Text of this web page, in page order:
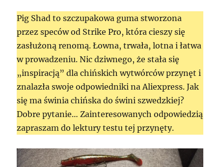
Pig Shad to szczupakowa guma stworzona
przez speców od Strike Pro, która cieszy się
zasłużoną renomą. Łowna, trwała, lotna i łatwa
w prowadzeniu. Nic dziwnego, że stała się
„inspiracją” dla chińskich wytwórców przynęt i
znalazła swoje odpowiedniki na Aliexpress. Jak
się ma świnia chińska do świni szwedzkiej?
Dobre pytanie… Zainteresowanych odpowiedzią
zapraszam do lektury testu tej przynęty.